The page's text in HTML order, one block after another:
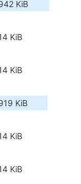
KiB
KiB
KiB
KiB
KiB
KiB